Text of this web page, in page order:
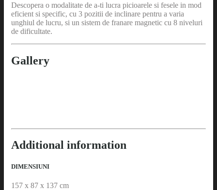
Descopera o modalitate de a-ti lucra picioarele si fesele in mod
eficient si specific, cu 3 pozitii de inclinare pentru a varia
unghiul de lucru, si un sistem de franare magnetic cu 8 niveluri
de dificultate.
Gallery
Additional information
DIMENSIUNI
157 x 87 x 137 cm